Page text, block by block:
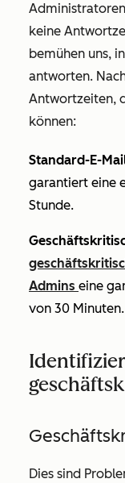
keine
bemühen uns,
antworten.
Antwortzeiten,
können:
Standard-E-
garantiert eine
Stunde.
Admins eine
von 30 Minuten.
Dies sind